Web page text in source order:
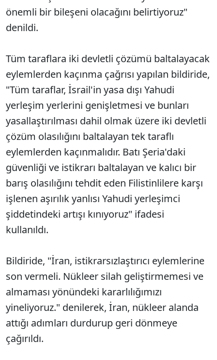
önemli bir bileşeni olacağını belirtiyoruz"
denildi.
Tüm taraflara iki devletli çözümü baltalayacak
eylemlerden kaçınma çağrısı yapılan bildiride,
"Tüm taraflar, İsrail'in yasa dışı Yahudi
yerleşim yerlerini genişletmesi ve bunları
yasallaştırılması dahil olmak üzere iki devletli
çözüm olasılığını baltalayan tek taraflı
eylemlerden kaçınmalıdır. Batı Şeria'daki
güvenliği ve istikrarı baltalayan ve kalıcı bir
barış olasılığını tehdit eden Filistinlilere karşı
işlenen aşırılık yanlısı Yahudi yerleşimci
şiddetindeki artışı kınıyoruz" ifadesi
kullanıldı.
Bildiride, "İran, istikrarsızlaştırıcı eylemlerine
son vermeli. Nükleer silah geliştirmemesi ve
almaması yönündeki kararlılığımızı
yineliyoruz." denilerek, İran, nükleer alanda
attığı adımları durdurup geri dönmeye
çağırıldı.